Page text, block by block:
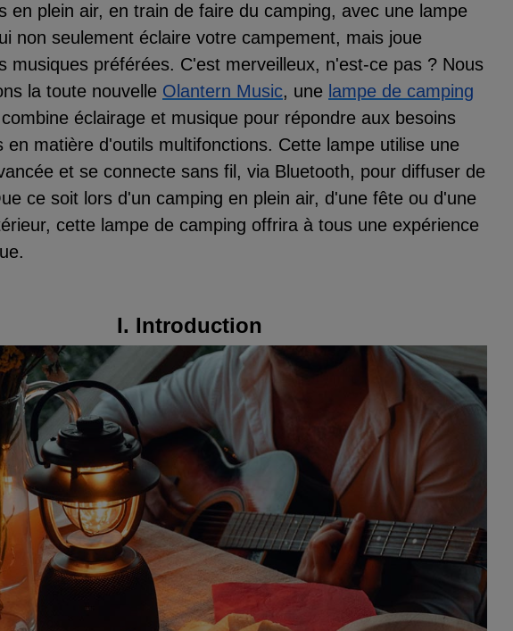
en plein air, en train de faire du camping, avec une lampe
non seulement éclaire votre campement, mais joue
musiques préférées. C'est merveilleux, n'est-ce pas ? Nous
la toute nouvelle Olantern Music, une lampe de camping
éclairage et musique pour répondre aux besoins
en matière d'outils multifonctions. Cette lampe utilise une
et se connecte sans fil, via Bluetooth, pour diffuser de
ce soit lors d'un camping en plein air, d'une fête ou d'une
cette lampe de camping offrira à tous une expérience
I. Introduction